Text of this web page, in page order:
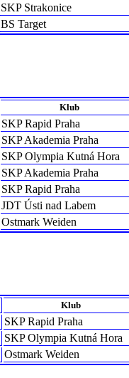
SKP Strakonice
BS Target
Klub
SKP Rapid Praha
SKP Akademia Praha
SKP Olympia Kutná Hora
SKP Akademia Praha
SKP Rapid Praha
JDT Ústi nad Labem
Ostmark Weiden
Klub
SKP Rapid Praha
SKP Olympia Kutná Hora
Ostmark Weiden